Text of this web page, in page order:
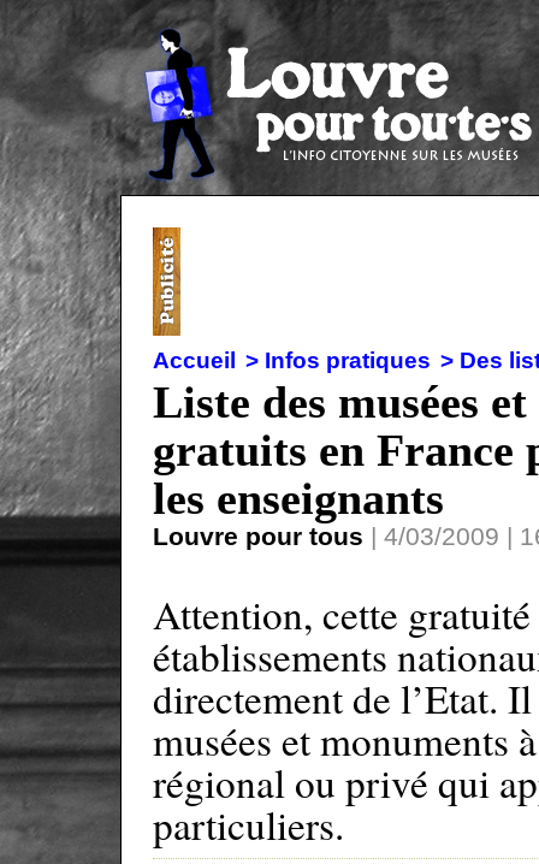
Accueil > Infos pratiques > Des
Liste des musées
gratuits en France
les enseignants
Louvre pour tous | 4/03/2009 |
Attention, cette
établissements
directement de l’Etat.
musées et monuments
régional ou privé qui
particuliers.